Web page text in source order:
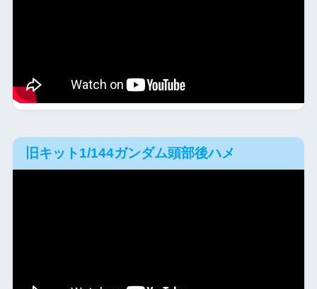
旧キット1/144ガンダム頭部後ハメ